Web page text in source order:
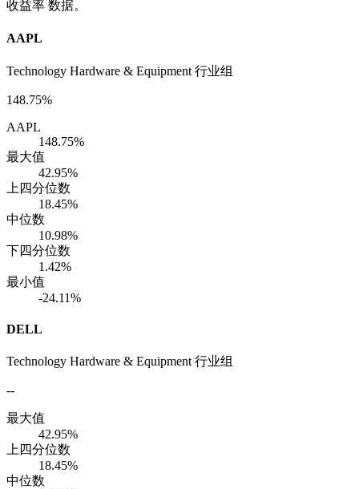
收益率 数据。
AAPL
Technology Hardware & Equipment 行业组
148.75%
AAPL
148.75%
最大值
42.95%
上四分位数
18.45%
中位数
10.98%
下四分位数
1.42%
最小值
-24.11%
DELL
Technology Hardware & Equipment 行业组
--
最大值
42.95%
上四分位数
18.45%
中位数